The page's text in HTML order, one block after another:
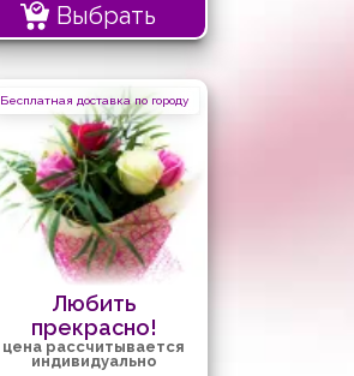
Выбрать
Бесплатная доставка по городу
Любить
прекрасно!
цена рассчитывается
индивидуально